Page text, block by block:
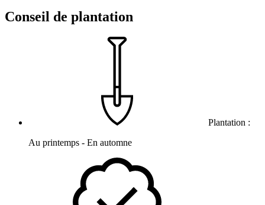
Conseil de plantation
Plantation :
Au printemps - En automne